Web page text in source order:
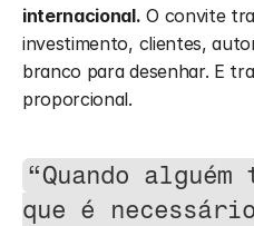
internacional. O convite
investimento, clientes,
branco para desenhar. E
proporcional.
“Quando
que é